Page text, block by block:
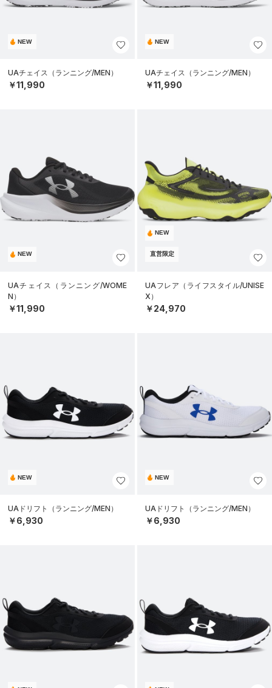
NEW
UAチェイス（ランニング/MEN）
￥11,990
NEW
UAチェイス（ランニング/MEN）
￥11,990
NEW
UAチェイス（ランニング/WOME
N）
￥11,990
NEW
直営限定
UAフレア（ライフスタイル/UNISE
X）
￥24,970
NEW
UAドリフト（ランニング/MEN）
￥6,930
NEW
UAドリフト（ランニング/MEN）
￥6,930